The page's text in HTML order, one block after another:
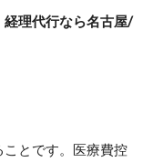
経理代行なら名古屋/
ことです。医療費控